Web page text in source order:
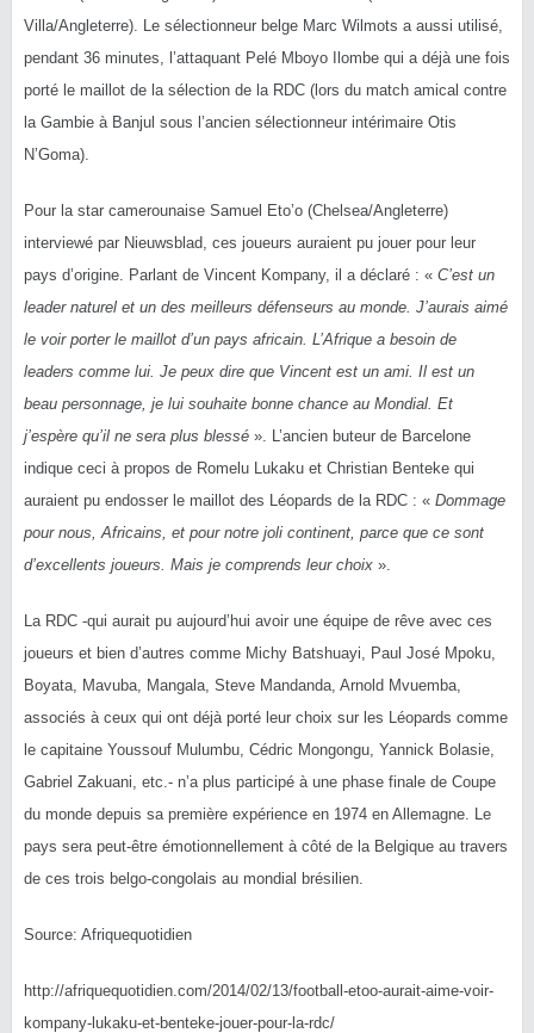
Villa/Angleterre). Le sélectionneur belge Marc Wilmots a aussi utilisé,
pendant 36 minutes, l’attaquant Pelé Mboyo Ilombe qui a déjà une fois
porté le maillot de la sélection de la RDC (lors du match amical contre
la Gambie à Banjul sous l’ancien sélectionneur intérimaire Otis
N’Goma).
Pour la star camerounaise Samuel Eto’o (Chelsea/Angleterre)
interviewé par Nieuwsblad, ces joueurs auraient pu jouer pour leur
pays d’origine. Parlant de Vincent Kompany, il a déclaré : « C’est un
leader naturel et un des meilleurs défenseurs au monde. J’aurais aimé
le voir porter le maillot d’un pays africain. L’Afrique a besoin de
leaders comme lui. Je peux dire que Vincent est un ami. Il est un
beau personnage, je lui souhaite bonne chance au Mondial. Et
j’espère qu’il ne sera plus blessé ». L’ancien buteur de Barcelone
indique ceci à propos de Romelu Lukaku et Christian Benteke qui
auraient pu endosser le maillot des Léopards de la RDC : « Dommage
pour nous, Africains, et pour notre joli continent, parce que ce sont
d’excellents joueurs. Mais je comprends leur choix ».
La RDC -qui aurait pu aujourd’hui avoir une équipe de rêve avec ces
joueurs et bien d’autres comme Michy Batshuayi, Paul José Mpoku,
Boyata, Mavuba, Mangala, Steve Mandanda, Arnold Mvuemba,
associés à ceux qui ont déjà porté leur choix sur les Léopards comme
le capitaine Youssouf Mulumbu, Cédric Mongongu, Yannick Bolasie,
Gabriel Zakuani, etc.- n’a plus participé à une phase finale de Coupe
du monde depuis sa première expérience en 1974 en Allemagne. Le
pays sera peut-être émotionnellement à côté de la Belgique au travers
de ces trois belgo-congolais au mondial brésilien.
Source: Afriquequotidien
http://afriquequotidien.com/2014/02/13/football-etoo-aurait-aime-voir-
kompany-lukaku-et-benteke-jouer-pour-la-rdc/